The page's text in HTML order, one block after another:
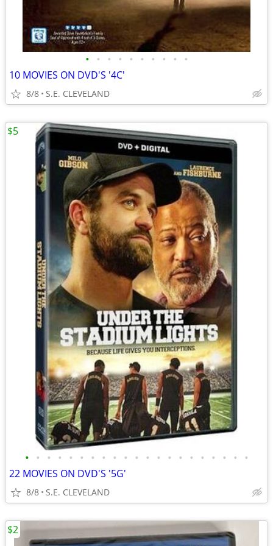
• • • • • • • • • •
10 MOVIES ON DVD'S '4C'
8/8 S.E. CLEVELAND
• • • • • • • • • • • • • • • • • • • • •
22 MOVIES ON DVD'S '5G'
8/8 S.E. CLEVELAND
$5
$2